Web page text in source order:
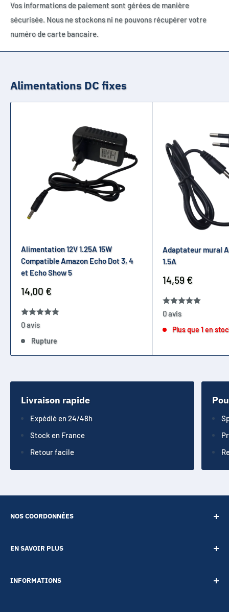
Vos informations de paiement sont gérées de manière
sécurisée. Nous ne stockons ni ne pouvons récupérer votre
numéro de carte bancaire.
Alimentations DC fixes
Alimentation 12V 1.25A 15W
Compatible Amazon Echo Dot 3, 4
et Echo Show 5
Prix
réduit
14,00 €
0 avis
Rupture
Adaptateur mural
1.5A
Prix
réduit
14,59 €
0 avis
Plus que 1 en
Livraison rapide
Expédié en 24/48h
Stock en France
Retour facile
NOS COORDONNÉES
EN SAVOIR PLUS
A propos
INFORMATIONS